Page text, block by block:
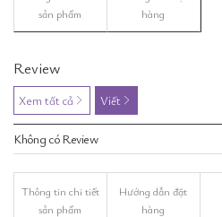
sản phẩm
hàng
Review
Xem tất cả Viết
Không có Review
Thông tin chi tiết
sản phẩm
Hướng dẫn đặt
hàng